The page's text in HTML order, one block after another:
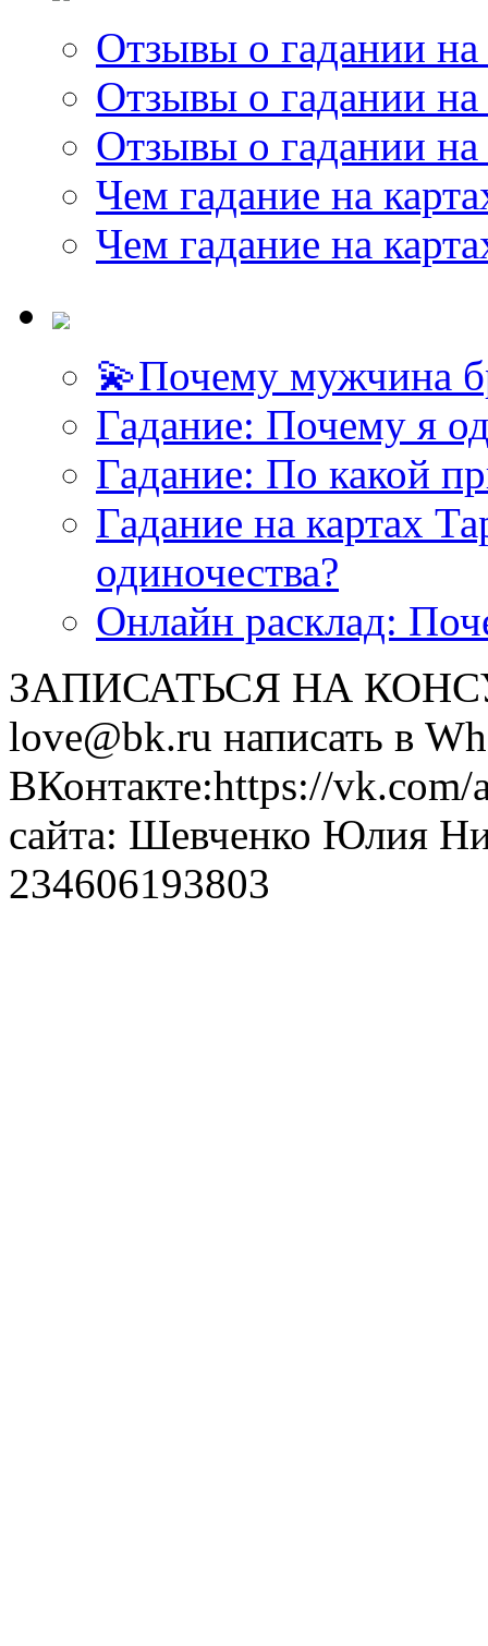
Отзывы о гадании на
Отзывы о гадании на
Отзывы о гадании на
Чем гадание на
Чем гадание на
💫Почему мужчина
Гадание: Почему я
Гадание: По какой
Гадание на картах
одиночества?
Онлайн расклад:
ЗАПИСАТЬСЯ НА
love@bk.ru написать в
ВКонтакте:https://
сайта: Шевченко Юлия
234606193803